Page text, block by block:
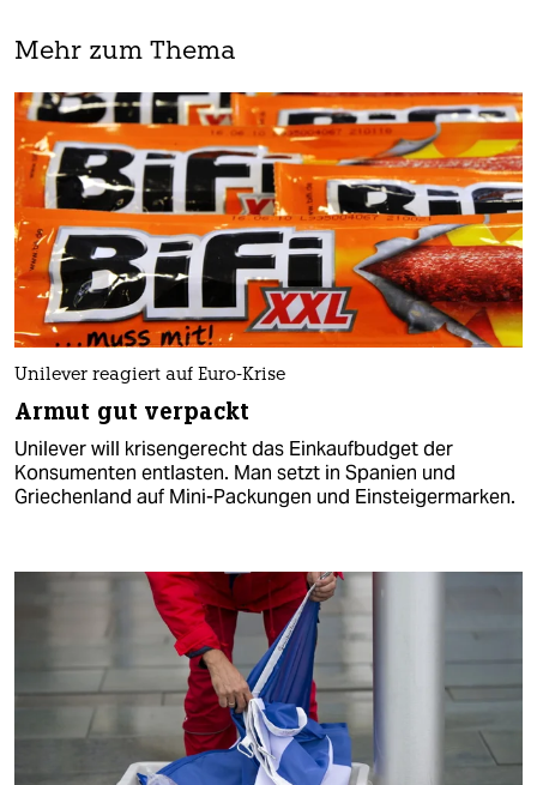
Mehr zum Thema
Unilever reagiert auf Euro-Krise
Armut gut verpackt
Unilever will krisengerecht das Einkaufbudget der
Konsumenten entlasten. Man setzt in Spanien und
Griechenland auf Mini-Packungen und Einsteigermarken.